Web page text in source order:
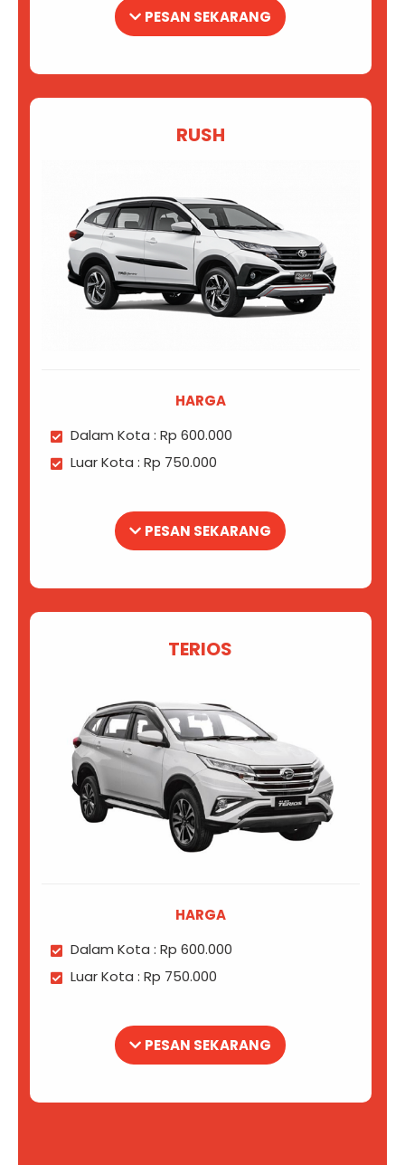
PESAN SEKARANG
RUSH
HARGA
Dalam Kota : Rp 600.000
Luar Kota : Rp 750.000
PESAN SEKARANG
TERIOS
HARGA
Dalam Kota : Rp 600.000
Luar Kota : Rp 750.000
PESAN SEKARANG